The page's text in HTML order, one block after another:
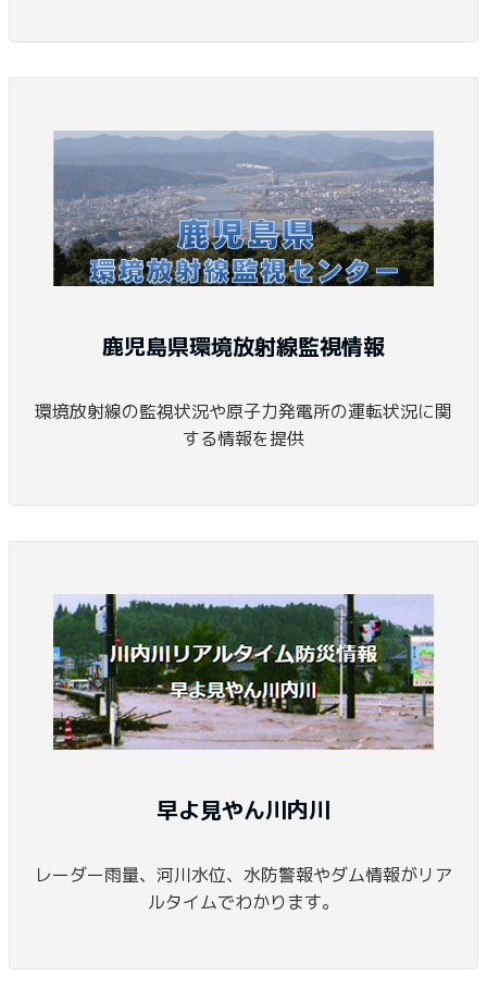
鹿児島県環境放射線監視情報
環境放射線の監視状況や原子力発電所の運転状況に関
する情報を提供
早よ見やん川内川
レーダー雨量、河川水位、水防警報やダム情報がリア
ルタイムでわかります。